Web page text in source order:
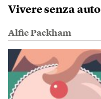
Vivere senza auto
Alfie Packham